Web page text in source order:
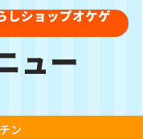
しショップオケゲ
ュー
ン